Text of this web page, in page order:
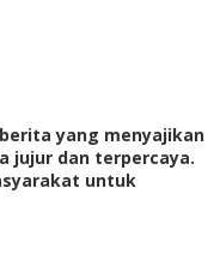
yang menyajikan
jujur dan terpercaya.
untuk